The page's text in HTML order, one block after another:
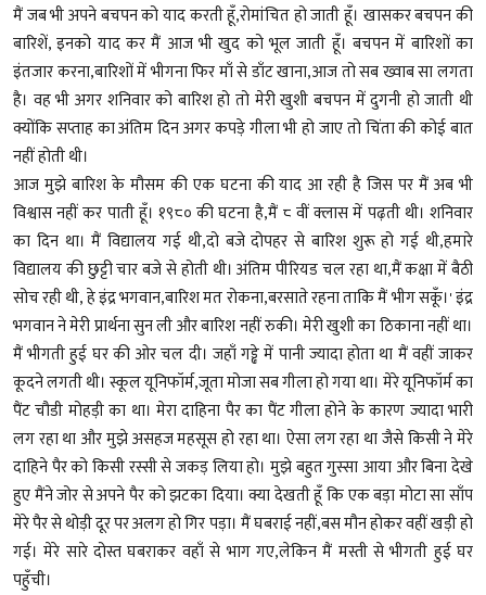
मैं जब भी अपने बचपन को याद करती हूँ,रोमांचित हो जाती हूँ। खासकर बचपन की
बारिशें, इनको याद कर मैं आज भी खुद को भूल जाती हूँ। बचपन में बारिशों का
इंतजार करना,बारिशों में भीगना फिर माँ से डाँट खाना,आज तो सब ख्वाब सा लगता
है। वह भी अगर शनिवार को बारिश हो तो मेरी खुशी बचपन में दुगनी हो जाती थी
क्योंकि सप्ताह का अंतिम दिन अगर कपड़े गीला भी हो जाए तो चिंता की कोई बात
नहीं होती थी।
आज मुझे बारिश के मौसम की एक घटना की याद आ रही है जिस पर मैं अब भी
विश्वास नहीं कर पाती हूँ। १९८० की घटना है,मैं ८ वीं क्लास में पढ़ती थी। शनिवार
का दिन था। मैं विद्यालय गई थी,दो बजे दोपहर से बारिश शुरू हो गई थी,हमारे
विद्यालय की छुट्टी चार बजे से होती थी। अंतिम पीरियड चल रहा था,मैं कक्षा में बैठी
सोच रही थी, हे इंद्र भगवान,बारिश मत रोकना,बरसाते रहना ताकि मैं भीग सकूँ।' इंद्र
भगवान ने मेरी प्रार्थना सुन ली और बारिश नहीं रुकी। मेरी खुशी का ठिकाना नहीं था।
मैं भीगती हुई घर की ओर चल दी। जहाँ गड्ढे में पानी ज्यादा होता था मैं वहीं जाकर
कूदने लगती थी। स्कूल यूनिफॉर्म,जूता मोजा सब गीला हो गया था। मेरे यूनिफॉर्म का
पैंट चौडी मोहड़ी का था। मेरा दाहिना पैर का पैंट गीला होने के कारण ज्यादा भारी
लग रहा था और मुझे असहज महसूस हो रहा था। ऐसा लग रहा था जैसे किसी ने मेरे
दाहिने पैर को किसी रस्सी से जकड़ लिया हो। मुझे बहुत गुस्सा आया और बिना देखे
हुए मैंने जोर से अपने पैर को झटका दिया। क्या देखती हूँ कि एक बड़ा मोटा सा साँप
मेरे पैर से थोड़ी दूर पर अलग हो गिर पड़ा। मैं घबराई नहीं,बस मौन होकर वहीं खड़ी हो
गई। मेरे सारे दोस्त घबराकर वहाँ से भाग गए,लेकिन मैं मस्ती से भीगती हुई घर
पहुँची।